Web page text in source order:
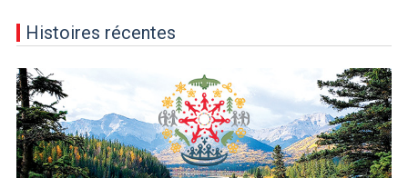
Histoires récentes